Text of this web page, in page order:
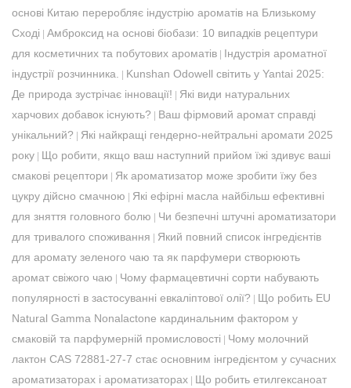
основі Китаю переробляє індустрію ароматів на Близькому
Сході
Амброксид на основі біобази: 10 випадків рецептури
для косметичних та побутових ароматів
Індустрія ароматної
індустрії розчинника.
Kunshan Odowell світить у Yantai 2025:
Де природа зустрічає інновації!
Які види натуральних
харчових добавок існують?
Ваш фірмовий аромат справді
унікальний?
Які найкращі гендерно-нейтральні аромати 2025
року
Що робити, якщо ваш наступний прийом їжі здивує ваші
смакові рецептори
Як ароматизатор може зробити їжу без
цукру дійсно смачною
Які ефірні масла найбільш ефективні
для зняття головного болю
Чи безпечні штучні ароматизатори
для тривалого споживання
Який повний список інгредієнтів
для аромату зеленого чаю та як парфумери створюють
аромат свіжого чаю
Чому фармацевтичні сорти набувають
популярності в застосуванні евкаліптової олії?
Що робить EU
Natural Gamma Nonalactone кардинальним фактором у
смаковій та парфумерній промисловості
Чому молочний
лактон CAS 72881-27-7 стає основним інгредієнтом у сучасних
ароматизаторах і ароматизаторах
Що робить етилгексаноат